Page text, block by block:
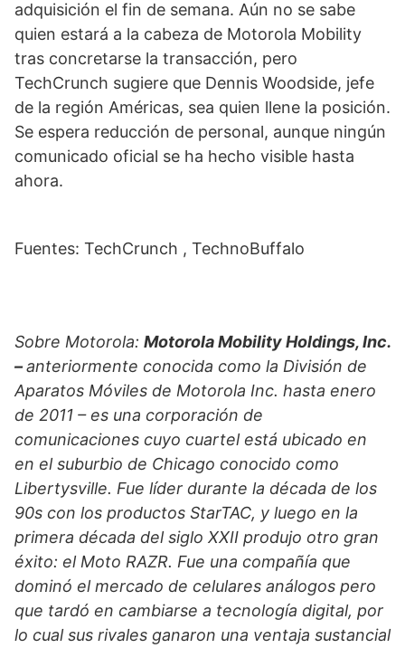
adquisición el fin de semana. Aún no se sabe
quien estará a la cabeza de Motorola Mobility
tras concretarse la transacción, pero
TechCrunch sugiere que Dennis Woodside, jefe
de la región Américas, sea quien llene la posición.
Se espera reducción de personal, aunque ningún
comunicado oficial se ha hecho visible hasta
ahora.
Fuentes: TechCrunch , TechnoBuffalo
Sobre Motorola: Motorola Mobility Holdings, Inc.
–anteriormente conocida como la División de
Aparatos Móviles de Motorola Inc. hasta enero
de 2011 – es una corporación de
comunicaciones cuyo cuartel está ubicado en
en el suburbio de Chicago conocido como
Libertysville. Fue líder durante la década de los
90s con los productos StarTAC, y luego en la
primera década del siglo XXII produjo otro gran
éxito: el Moto RAZR. Fue una compañía que
dominó el mercado de celulares análogos pero
que tardó en cambiarse a tecnología digital, por
lo cual sus rivales ganaron una ventaja sustancial